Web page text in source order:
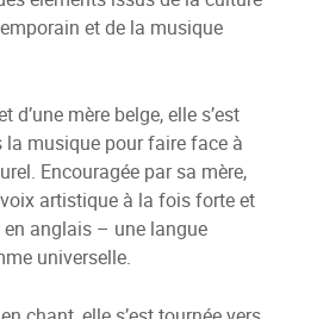
et de la musique
d’une mère belge, elle s’est
la musique pour faire face à
Encouragée par sa mère,
artistique à la fois forte et
en anglais – une langue
universelle.